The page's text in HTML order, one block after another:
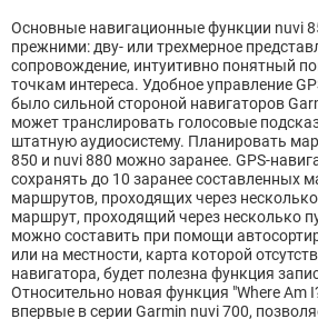
Основные навигационные функции nuvi
прежними: дву- или трехмерное
сопровождение, интуитивно понятный
точкам интереса. Удобное управление
было сильной стороной навигаторов
может транслировать голосовые
штатную аудиосистему. Планировать
850 и nuvi 880 можно заранее. GPS-
сохранять до 10 заранее составленных
маршрутов, проходящих через
маршрут, проходящий через несколько
можно составить при помощи
или на местности, карта которой
навигатора, будет полезна функция
Относительно новая функция "Where Am
впервые в серии Garmin nuvi 700,